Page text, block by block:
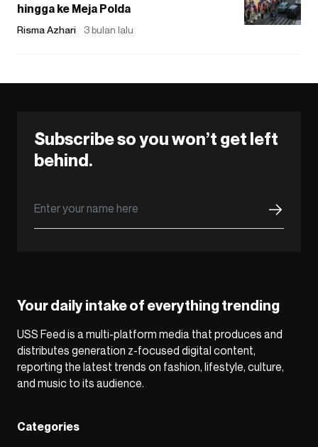
hingga ke Meja Polda
Risma Azhari 3 bulan lalu
Subscribe so you won’t get left
behind.
Your daily intake of everything trending
USS Feed is a multi-platform media that produces and
distributes generation z-focused digital content,
reporting the latest trends on fashion, lifestyle, culture,
and music to its audience.
Categories